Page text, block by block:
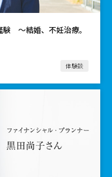
～結婚、不妊治療。
体験談